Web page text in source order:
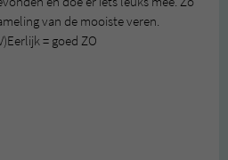
van de mooiste veren.
= goed ZO